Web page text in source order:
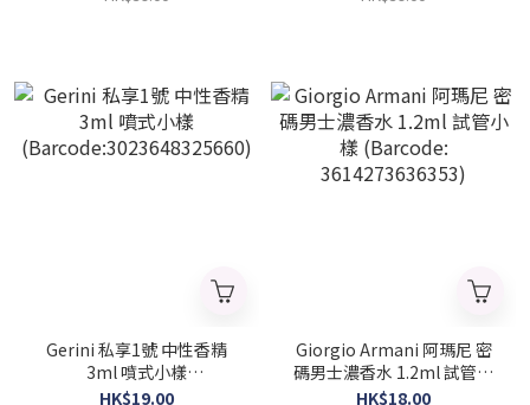
Gerini 私享1號 中性香精
3ml 噴式小樣
(Barcode:3023648325660)
HK$19.00
Giorgio Armani 阿瑪尼 密
碼男士濃香水 1.2ml 試管小
樣 (Barcode:
HK$18.00